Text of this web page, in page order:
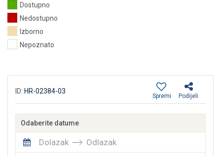
Dostupno
Nedostupno
Izborno
Nepoznato
ID: HR-02384-03
Podijeli
Spremi
Odaberite datume
Dolazak
Odlazak